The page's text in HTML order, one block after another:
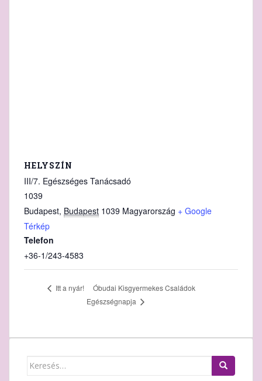
HELYSZÍN
III/7. Egészséges Tanácsadó
1039
Budapest, Budapest 1039 Magyarország + Google
Térkép
Telefon
+36-1/243-4583
Itt a nyár!
Óbudai Kisgyermekes Családok
Egészségnapja
Keresés: